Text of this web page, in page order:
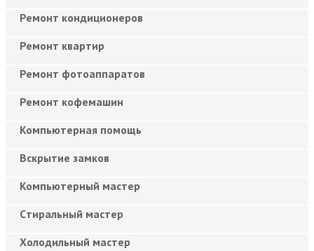
Ремонт кондиционеров
Ремонт квартир
Ремонт фотоаппаратов
Ремонт кофемашин
Компьютерная помощь
Вскрытие замков
Компьютерный мастер
Cтиральный мастер
Холодильный мастер